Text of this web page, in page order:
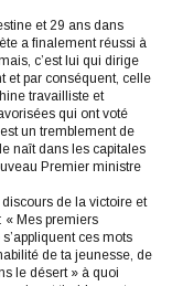
et 29 ans dans
a finalement réussi à
c’est lui qui dirige
et par conséquent, celle
travailliste et
qui ont voté
un tremblement de
naît dans les capitales
Premier ministre
de la victoire et
« Mes premiers
ces mots
de ta jeunesse, de
le désert » à quoi